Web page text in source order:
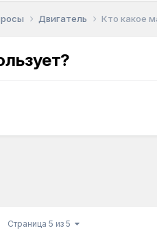
Двигатель Кто какое
Страница 5 из 5